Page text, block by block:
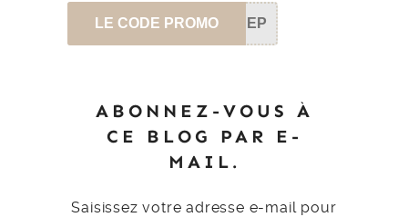
LE CODE PROMO SEP
ABONNEZ-VOUS À
CE BLOG PAR E-
MAIL.
Saisissez votre adresse e-mail pour